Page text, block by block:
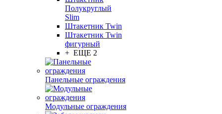
Полукруглый
Slim
Штакетник Twin
Штакетник Twin
фигурный
+ ЕЩЕ 2
Панельные ограждения
Модульные ограждения